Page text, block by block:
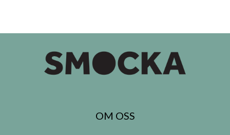
OM OSS